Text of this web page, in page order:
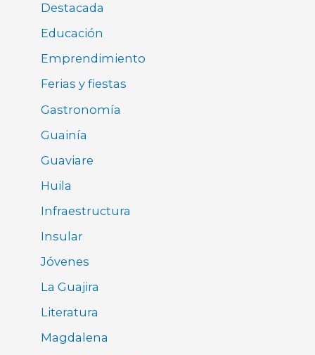
Destacada
Educación
Emprendimiento
Ferias y fiestas
Gastronomía
Guainía
Guaviare
Huila
Infraestructura
Insular
Jóvenes
La Guajira
Literatura
Magdalena